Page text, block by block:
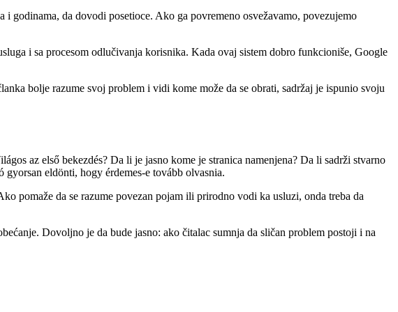
godinama, da dovodi posetioce. Ako ga povremeno osvežavamo, povezujemo
i sa procesom odlučivanja korisnika. Kada ovaj sistem dobro funkcioniše, Google
bolje razume svoj problem i vidi kome može da se obrati, sadržaj je ispunio svoju
az első bekezdés? Da li je jasno kome je stranica namenjena? Da li sadrži stvarno
gyorsan eldönti, hogy érdemes-e tovább olvasnia.
pomaže da se razume povezan pojam ili prirodno vodi ka usluzi, onda treba da
Dovoljno je da bude jasno: ako čitalac sumnja da sličan problem postoji i na